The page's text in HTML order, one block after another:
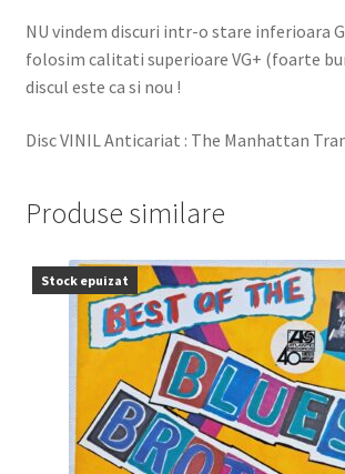
NU vindem discuri intr-o stare inferioara
folosim calitati superioare VG+ (foarte
discul este ca si nou !
Disc VINIL Anticariat : The Manhattan
Produse similare
Stock epuizat